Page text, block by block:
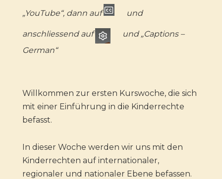
„YouTube“, dann auf
und
anschliessend auf
und „Captions –
German“
Willkommen zur ersten Kurswoche, die sich
mit einer Einführung in die Kinderrechte
befasst.
In dieser Woche werden wir uns mit den
Kinderrechten auf internationaler,
regionaler und nationaler Ebene befassen.